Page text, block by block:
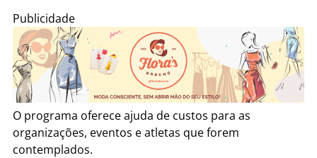
Publicidade
O programa oferece ajuda de custos para as
organizações, eventos e atletas que forem
contemplados.